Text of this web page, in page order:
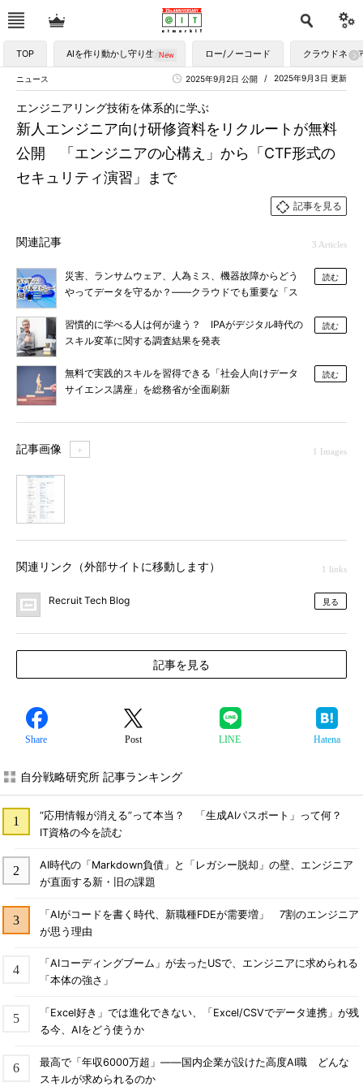
TOP AIを作り動かし守り生かす ロー/ノーコード クラウドネイ
ニュース 2025年9月3日 更新
2025年9月2日 公開
新人エンジニア向け研修資料をリクルートが無料
公開 「エンジニアの心構え」から「CTF形式の
セキュリティ演習」まで
エンジニアリング技術を体系的に学ぶ
記事を見る
関連記事 3 Articles
災害、ランサムウェア、人為ミス、機器故障からどう
やってデータを守るか？――クラウドでも重要な「ス
読む
習慣的に学べる人は何が違う？ IPAがデジタル時代の
スキル変革に関する調査結果を発表
読む
無料で実践的スキルを習得できる「社会人向けデータ
サイエンス講座」を総務省が全面刷新
読む
記事画像 ＋ 1 Images
関連リンク（外部サイトに移動します） 1 links
Recruit Tech Blog 見る
記事を見る
Share Post LINE Hatena
自分戦略研究所 記事ランキング
“応用情報が消える”って本当？ 「生成AIパスポート」って何？
IT資格の今を読む
AI時代の「Markdown負債」と「レガシー脱却」の壁、エンジニア
が直面する新・旧の課題
「AIがコードを書く時代、新職種FDEが需要増」 7割のエンジニア
が思う理由
「AIコーディングブーム」が去ったUSで、エンジニアに求められる
「本体の強さ」
「Excel好き」では進化できない、「Excel/CSVでデータ連携」が残
る今、AIをどう使うか
最高で「年収6000万超」――国内企業が設けた高度AI職 どんな
スキルが求められるのか